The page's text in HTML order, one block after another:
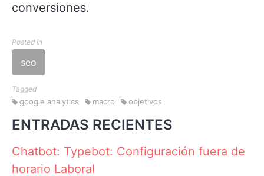
conversiones.
Posted in
seo
Tagged
google analytics macro objetivos
ENTRADAS RECIENTES
Chatbot: Typebot: Configuración fuera de
horario Laboral